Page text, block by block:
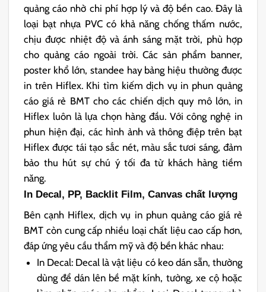
quảng cáo nhờ chi phí hợp lý và độ bền cao. Đây là
loại bạt nhựa PVC có khả năng chống thấm nước,
chịu được nhiệt độ và ánh sáng mặt trời, phù hợp
cho quảng cáo ngoài trời. Các sản phẩm banner,
posterkhổ lớn, standee hay bảng hiệu thường được
in trên Hiflex. Khi tìm kiếm dịch vụ in phun quảng
cáo giá rẻ BMT cho các chiến dịch quy mô lớn, in
Hiflex luôn là lựa chọn hàng đầu. Với công nghệ in
phun hiện đại, các hình ảnh và thông điệp trên bạt
Hiflex được tái tạo sắc nét, màu sắc tươi sáng, đảm
bảo thu hút sự chú ý tối đa từ khách hàng tiềm
năng.
In Decal, PP, Backlit Film, Canvas chất lượng
Bên cạnh Hiflex, dịch vụ in phun quảng cáo giá rẻ
BMT còn cung cấp nhiều loại chất liệu cao cấp hơn,
đáp ứng yêu cầu thẩm mỹ và độ bền khác nhau:
In Decal: Decal là vật liệu có keo dán sẵn, thường
dùng để dán lên bề mặt kính, tường, xe cộ hoặc